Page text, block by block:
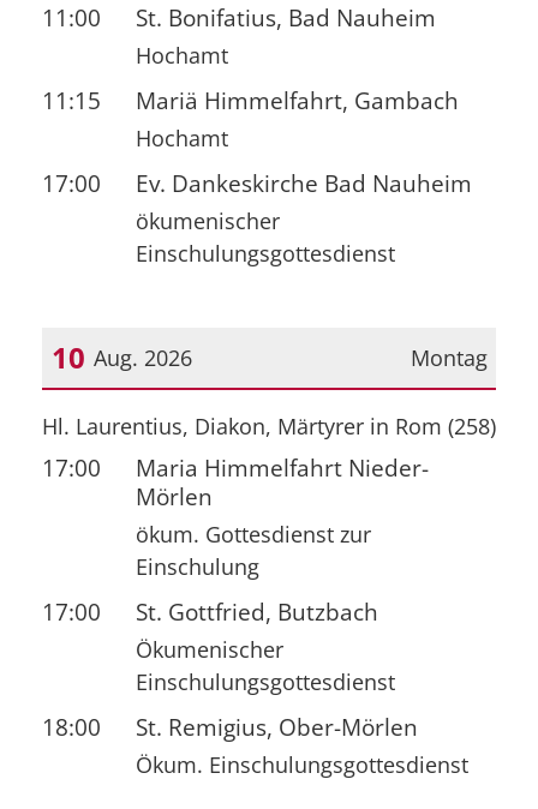
11:00 St. Bonifatius, Bad Nauheim
Hochamt
11:15 Mariä Himmelfahrt, Gambach
Hochamt
17:00 Ev. Dankeskirche Bad Nauheim
ökumenischer
Einschulungsgottesdienst
Montag
10 Aug. 2026
Datum: 10. August 2026
Hl. Laurentius, Diakon, Märtyrer in Rom (258)
17:00
Maria Himmelfahrt Nieder-
Mörlen
ökum. Gottesdienst zur
Einschulung
17:00 St. Gottfried, Butzbach
Ökumenischer
Einschulungsgottesdienst
18:00 St. Remigius, Ober-Mörlen
Ökum. Einschulungsgottesdienst